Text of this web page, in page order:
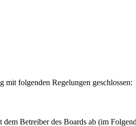
folgenden Regelungen geschlossen:
Betreiber des Boards ab (im